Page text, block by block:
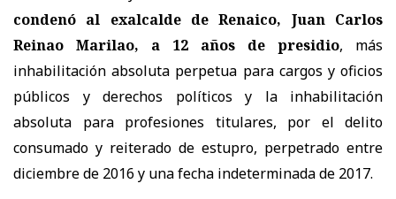
condenó al exalcalde de Renaico, Juan Carlos
Reinao Marilao, a 12 años de presidio, más
inhabilitación absoluta perpetua para cargos y oficios
públicos y derechos políticos y la inhabilitación
absoluta para profesiones titulares, por el delito
consumado y reiterado de estupro, perpetrado entre
diciembre de 2016 y una fecha indeterminada de 2017.